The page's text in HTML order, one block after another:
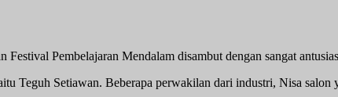
Pembelajaran Mendalam disambut dengan sangat
Teguh Setiawan. Beberapa perwakilan dari industri, Nisa